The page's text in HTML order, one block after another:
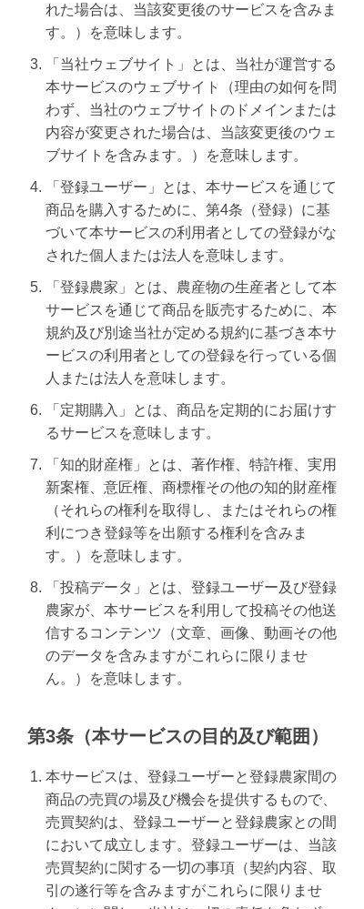
れた場合は、当該変更後のサービスを含みま
す。）を意味します。
「当社ウェブサイト」とは、当社が運営する
本サービスのウェブサイト（理由の如何を問
わず、当社のウェブサイトのドメインまたは
内容が変更された場合は、当該変更後のウェ
ブサイトを含みます。）を意味します。
「登録ユーザー」とは、本サービスを通じて
商品を購入するために、第4条（登録）に基
づいて本サービスの利用者としての登録がな
された個人または法人を意味します。
「登録農家」とは、農産物の生産者として本
サービスを通じて商品を販売するために、本
規約及び別途当社が定める規約に基づき本サ
ービスの利用者としての登録を行っている個
人または法人を意味します。
「定期購入」とは、商品を定期的にお届けす
るサービスを意味します。
「知的財産権」とは、著作権、特許権、実用
新案権、意匠権、商標権その他の知的財産権
（それらの権利を取得し、またはそれらの権
利につき登録等を出願する権利を含みま
す。）を意味します。
「投稿データ」とは、登録ユーザー及び登録
農家が、本サービスを利用して投稿その他送
信するコンテンツ（文章、画像、動画その他
のデータを含みますがこれらに限りませ
ん。）を意味します。
第3条（本サービスの目的及び範囲）
本サービスは、登録ユーザーと登録農家間の
商品の売買の場及び機会を提供するもので、
売買契約は、登録ユーザーと登録農家との間
において成立します。登録ユーザーは、当該
売買契約に関する一切の事項（契約内容、取
引の遂行等を含みますがこれらに限りませ